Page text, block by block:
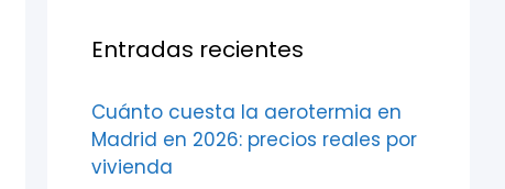
Entradas recientes
Cuánto cuesta la aerotermia en
Madrid en 2026: precios reales por
vivienda